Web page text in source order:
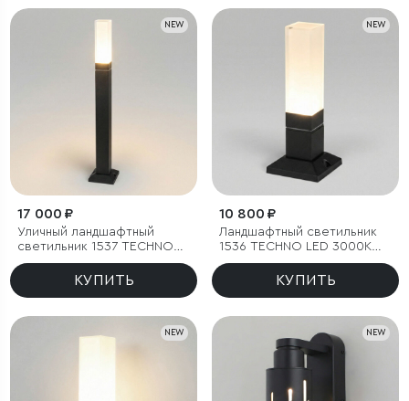
NEW
17 000 ₽
Уличный ландшафтный
светильник 1537 TECHNO
LED 3000K чёрный
КУПИТЬ
NEW
10 800 ₽
Ландшафтный светильник
1536 TECHNO LED 3000K
чёрный IP54
КУПИТЬ
NEW NEW